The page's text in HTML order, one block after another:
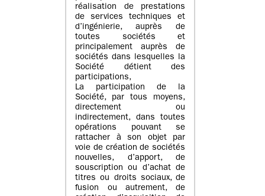
réalisation de prestations
de services techniques et
d’ingénierie, auprès de
toutes sociétés et
principalement auprès de
sociétés dans lesquelles la
Société détient des
participations,
La participation de la
Société, par tous moyens,
directement ou
indirectement, dans toutes
opérations pouvant se
rattacher à son objet par
voie de création de sociétés
nouvelles, d’apport, de
souscription ou d’achat de
titres ou droits sociaux, de
fusion ou autrement, de